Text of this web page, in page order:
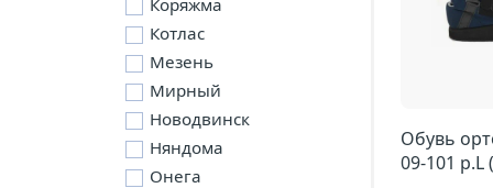
Коряжма
Котлас
Мезень
Мирный
Новодвинск
Няндома
Онега
Обувь
09-101 р.L